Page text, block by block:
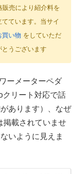
売により紹介料を
ています。当サイ
買い物 をしていただ
うございます
ーメーターペダ
クリート対応で話
あります）、なぜ
掲載されていませ
いように見えま